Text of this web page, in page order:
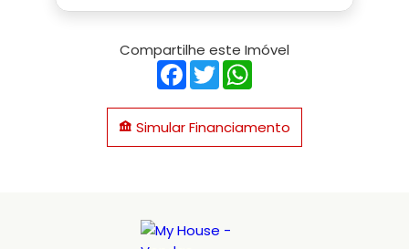
Compartilhe este Imóvel
Facebook
Twitter
Simular Financiamento